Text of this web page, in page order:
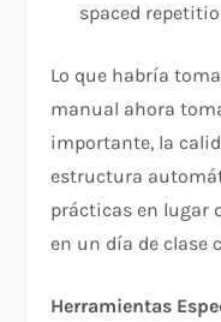
spaced
Lo que habría
manual ahora
importante, la
estructura
prácticas en lugar
en un día de clase
Herramientas